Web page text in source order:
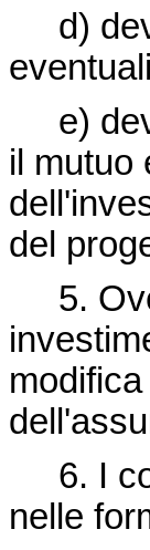
d)
e)
il mutuo
del
5. Ove
6. I
nelle